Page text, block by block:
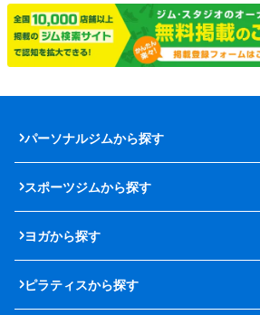
パーソナルジムから探す
スポーツジムから探す
ヨガから探す
ピラティスから探す